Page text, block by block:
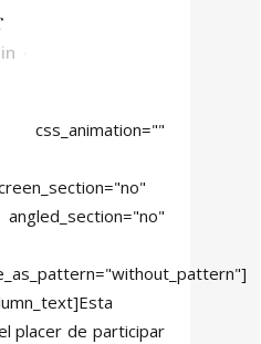
in
placer de participar